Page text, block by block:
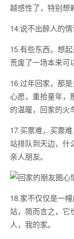
越感性了，特别想
14.说不出醉人的情
15.有些东西，想
荒废了一场本来可
16.过年回家，那
心愿，重拾童年，
的温暖，回家的火
17.买票难，买票
站排队到天边，什
亲人朋友。
18.家不仅仅是一
站，简而言之，它
人，我的家。